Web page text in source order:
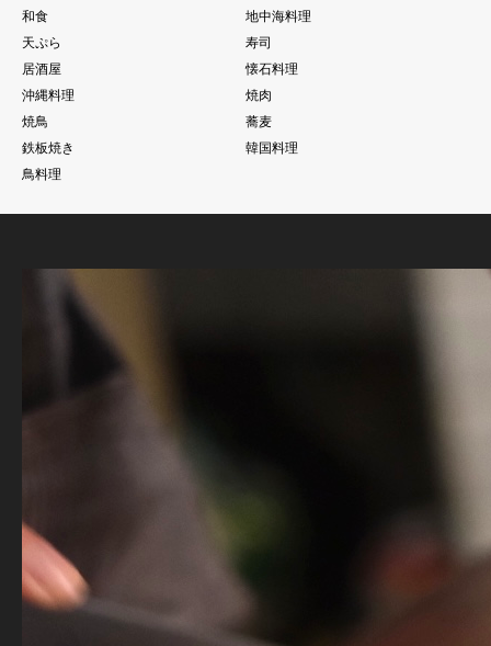
和食
地中海料理
天ぷら
寿司
居酒屋
懐石料理
沖縄料理
焼肉
焼鳥
蕎麦
鉄板焼き
韓国料理
鳥料理